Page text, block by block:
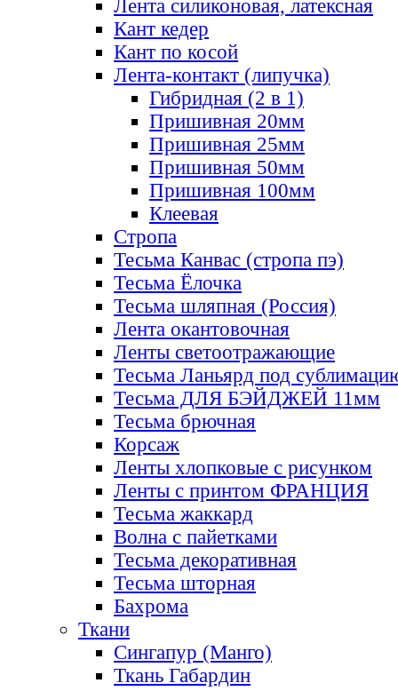
Лента силиконовая, латексная
Кант кедер
Кант по косой
Лента-контакт (липучка)
Гибридная (2 в 1)
Пришивная 20мм
Пришивная 25мм
Пришивная 50мм
Пришивная 100мм
Клеевая
Стропа
Тесьма Канвас (стропа пэ)
Тесьма Ёлочка
Тесьма шляпная (Россия)
Лента окантовочная
Ленты светоотражающие
Тесьма Ланьярд под
Тесьма ДЛЯ БЭЙДЖЕЙ 11мм
Тесьма брючная
Корсаж
Ленты хлопковые с рисунком
Ленты с принтом ФРАНЦИЯ
Тесьма жаккард
Волна с пайетками
Тесьма декоративная
Тесьма шторная
Бахрома
Ткани
Сингапур (Манго)
Ткань Габардин